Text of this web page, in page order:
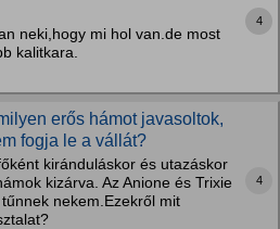
neki,hogy mi hol van.de most
kalitkara.
4
erős hámot javasoltok,
fogja le a vállát?
kiránduláskor és utazáskor
kizárva. Az Anione és Trixie
nekem.Ezekről mit
4